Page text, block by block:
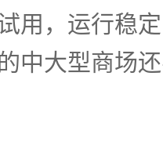
用，运行稳
中大型商场